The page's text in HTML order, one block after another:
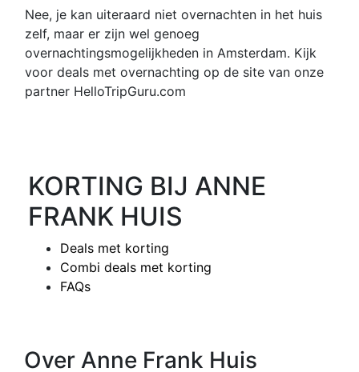
KORTING BIJ ANNE
FRANK HUIS
Deals met korting
Combi deals met korting
FAQs
Nee, je kan uiteraard niet overnachten in het huis
zelf, maar er zijn wel genoeg
overnachtingsmogelijkheden in Amsterdam. Kijk
voor deals met overnachting op de site van onze
partner HelloTripGuru.com
Over Anne Frank Huis